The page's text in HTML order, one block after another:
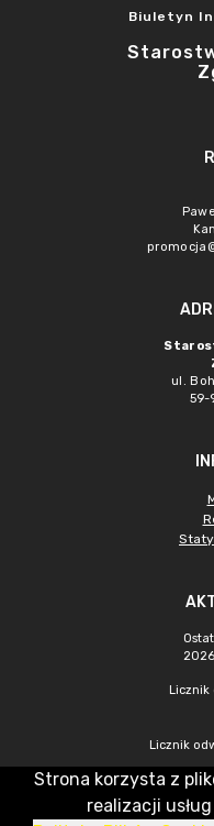
Biuletyn
ul.
59-
Licznik
Licznik
Strona korzysta z
realizacji